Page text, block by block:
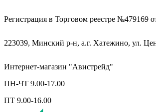
Регистрация в Торговом реестре №479169
223039, Минский р-н, а.г. Хатежино, ул.
Интернет-магазин "Авистрейд"
ПН-ЧТ 9.00-17.00
ПТ 9.00-16.00